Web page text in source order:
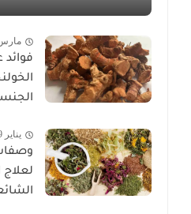
مارس 30,
يناير 29, 2026
لعلاج